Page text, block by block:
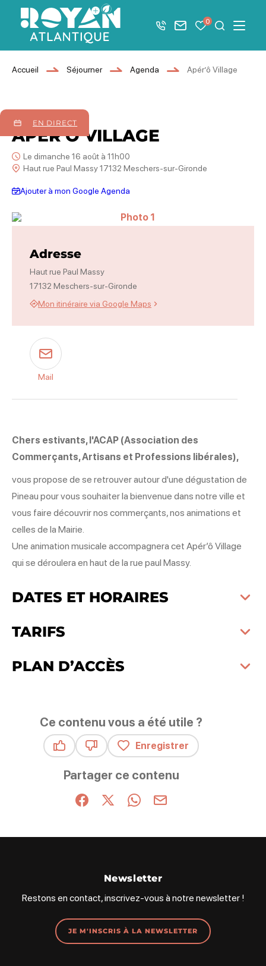
Afficher la barre de navigation du mode éco
Royan Atlantique
+33 5 46 08 21 00
Nous contacter
Mes favoris
0 JeMenu
Accueil Séjourner Agenda Apér’ô Village
EN DIRECT
16 août 2026
APÉR'Ô VILLAGE
Le dimanche 16 août à 11h00
Haut rue Paul Massy 17132 Meschers-sur-Gironde
Ajouter à mon Google Agenda
Chers estivants, l'ACAP (Association des
Commerçants, Artisans et Professions libérales),
vous propose de se retrouver autour d'une dégustation de
Pineau pour vous souhaiter la bienvenue dans notre ville et
vous faire découvrir nos commerçants, nos animations et
celles de la Mairie.
Une animation musicale accompagnera cet Apér’ô Village
qui se déroulera en haut de la rue paul Massy.
DATES ET HORAIRES
TARIFS
PLAN D’ACCÈS
Photo 1
Adresse
Haut rue Paul Massy
17132 Meschers-sur-Gironde
Mon itinéraire via Google Maps
Mail
Ce contenu vous a été utile ?
Enregistrer
Partager ce contenu
Partager sur Facebook (nouvelle fenêtre)
Partager sur X / Twitter (nouvelle
Partager sur WhatsApp
Partager par mail
Newsletter
Restons en contact, inscrivez-vous à notre newsletter !
JE M'INSCRIS À LA NEWSLETTER